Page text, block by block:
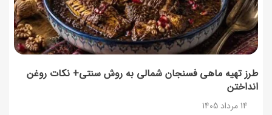
طرز تهیه ماهی فسنجان شمالی به روش سنتی+ نکات روغن
انداختن
14 مرداد 1405